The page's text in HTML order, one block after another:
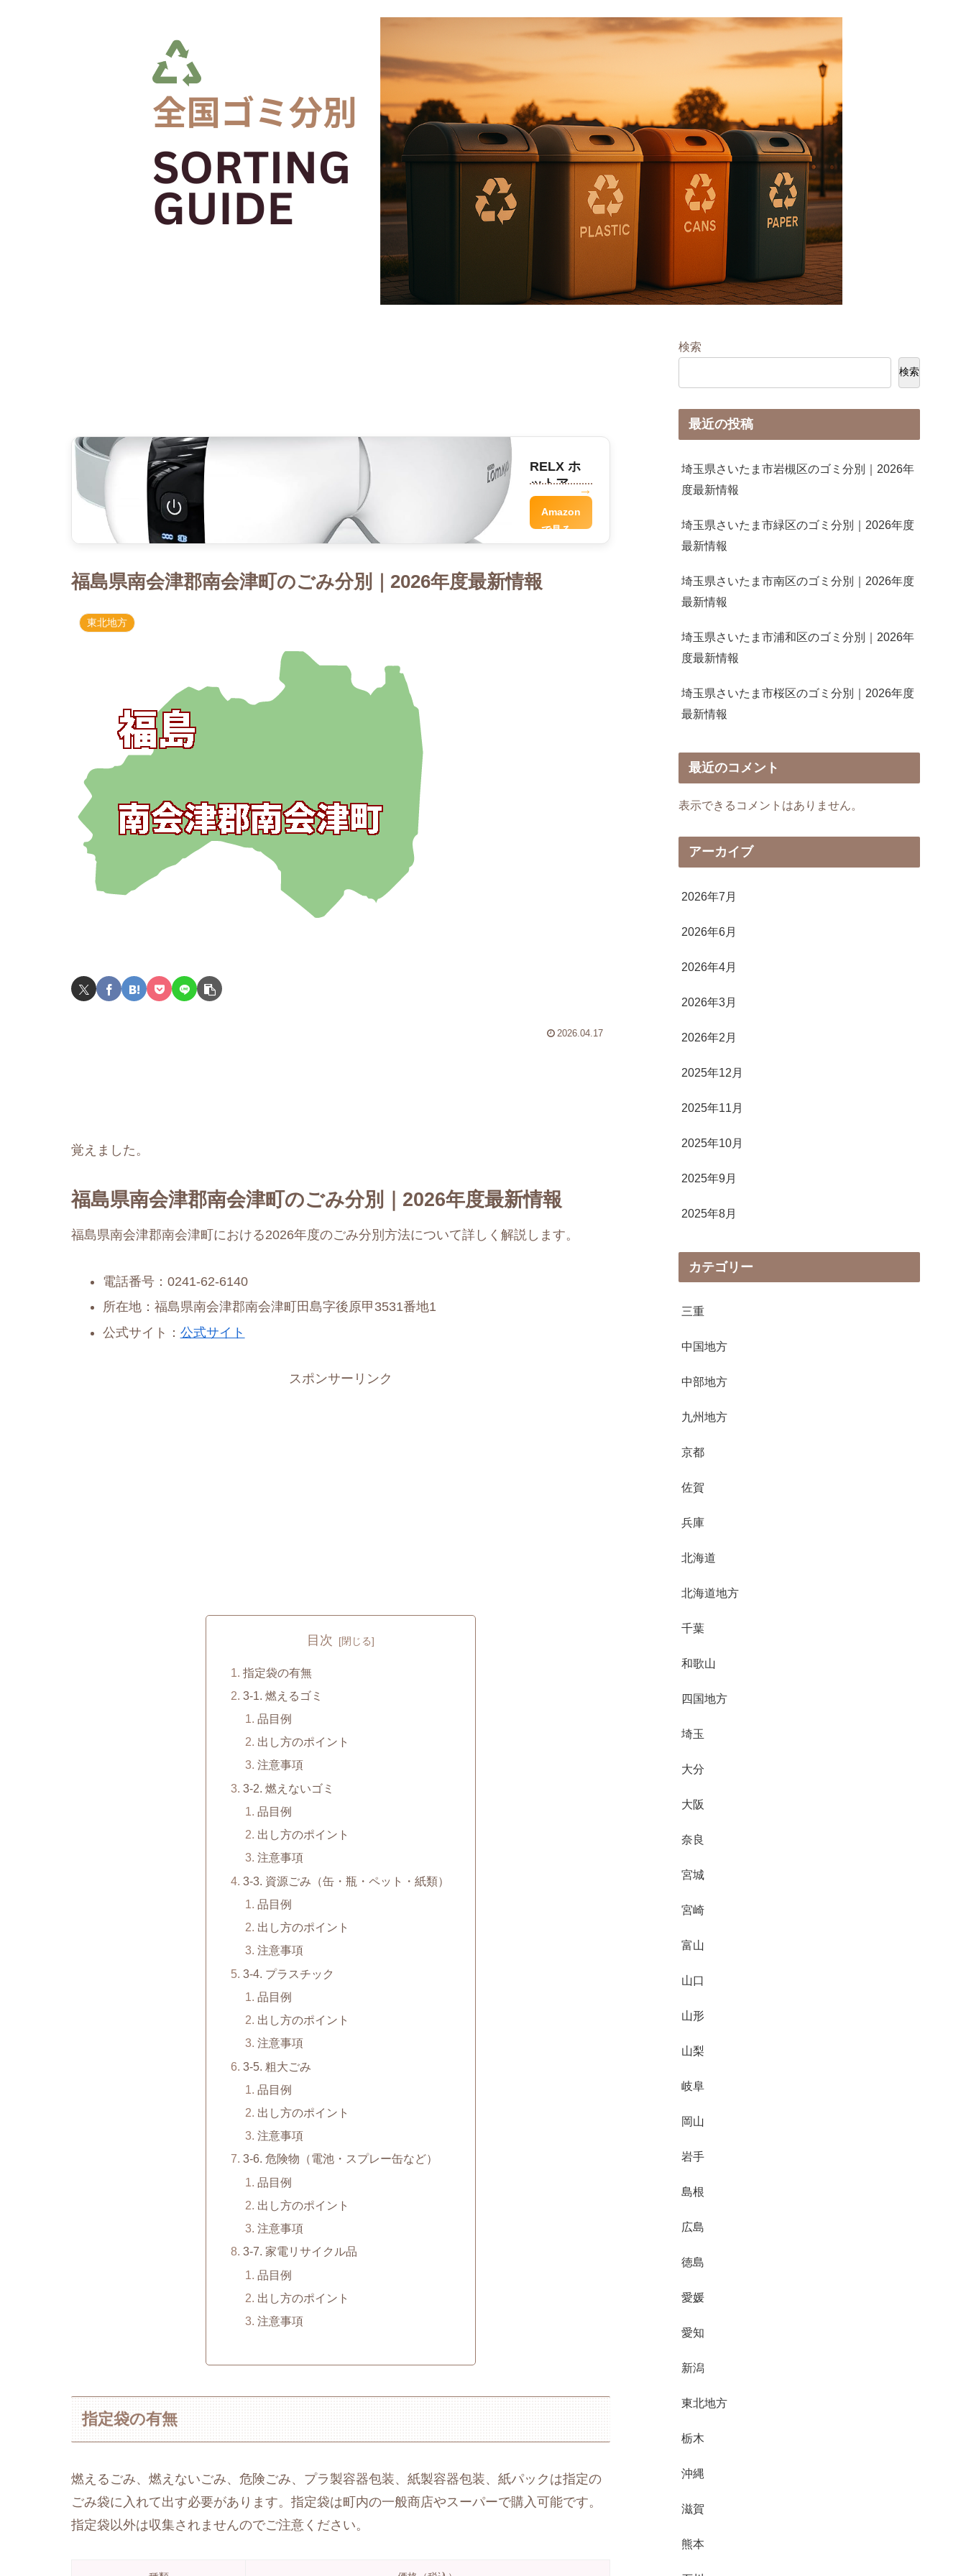
RELX ホ
ットアイ
マスク
Amazon
で見る
福島県南会津郡南会津町のごみ分別｜2026年度最新情報
東北地方
2026.04.17
覚えました。
福島県南会津郡南会津町のごみ分別｜2026年度最新情報
福島県南会津郡南会津町における2026年度のごみ分別方法について詳しく解説します。
電話番号：0241-62-6140
所在地：福島県南会津郡南会津町田島字後原甲3531番地1
公式サイト： 公式サイト
スポンサーリンク
目次
指定袋の有無
3-1. 燃えるゴミ
品目例
出し方のポイント
注意事項
3-2. 燃えないゴミ
品目例
出し方のポイント
注意事項
3-3. 資源ごみ（缶・瓶・ペット・紙類）
品目例
出し方のポイント
注意事項
3-4. プラスチック
品目例
出し方のポイント
注意事項
3-5. 粗大ごみ
品目例
出し方のポイント
注意事項
3-6. 危険物（電池・スプレー缶など）
品目例
出し方のポイント
注意事項
3-7. 家電リサイクル品
品目例
出し方のポイント
注意事項
指定袋の有無
燃えるごみ、燃えないごみ、危険ごみ、プラ製容器包装、紙製容器包装、紙パックは指定の
ごみ袋に入れて出す必要があります。指定袋は町内の一般商店やスーパーで購入可能です。
指定袋以外は収集されませんのでご注意ください。
検索
検索
最近の投稿
埼玉県さいたま市岩槻区のゴミ分別｜2026年
度最新情報
埼玉県さいたま市緑区のゴミ分別｜2026年度
最新情報
埼玉県さいたま市南区のゴミ分別｜2026年度
最新情報
埼玉県さいたま市浦和区のゴミ分別｜2026年
度最新情報
埼玉県さいたま市桜区のゴミ分別｜2026年度
最新情報
最近のコメント
表示できるコメントはありません。
アーカイブ
2026年7月
2026年6月
2026年4月
2026年3月
2026年2月
2025年12月
2025年11月
2025年10月
2025年9月
2025年8月
カテゴリー
三重
中国地方
中部地方
九州地方
京都
佐賀
兵庫
北海道
北海道地方
千葉
和歌山
四国地方
埼玉
大分
大阪
奈良
宮城
宮崎
富山
山口
山形
山梨
岐阜
岡山
岩手
島根
広島
徳島
愛媛
愛知
新潟
東北地方
栃木
沖縄
滋賀
熊本